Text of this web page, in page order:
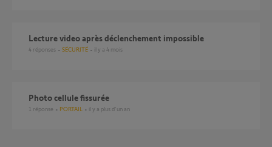
lecture video après déclenchement impossible
4 réponses SÉCURITÉ il y a 4 mois
Photo cellule fissurée
1 réponse PORTAIL il y a plus d'un an